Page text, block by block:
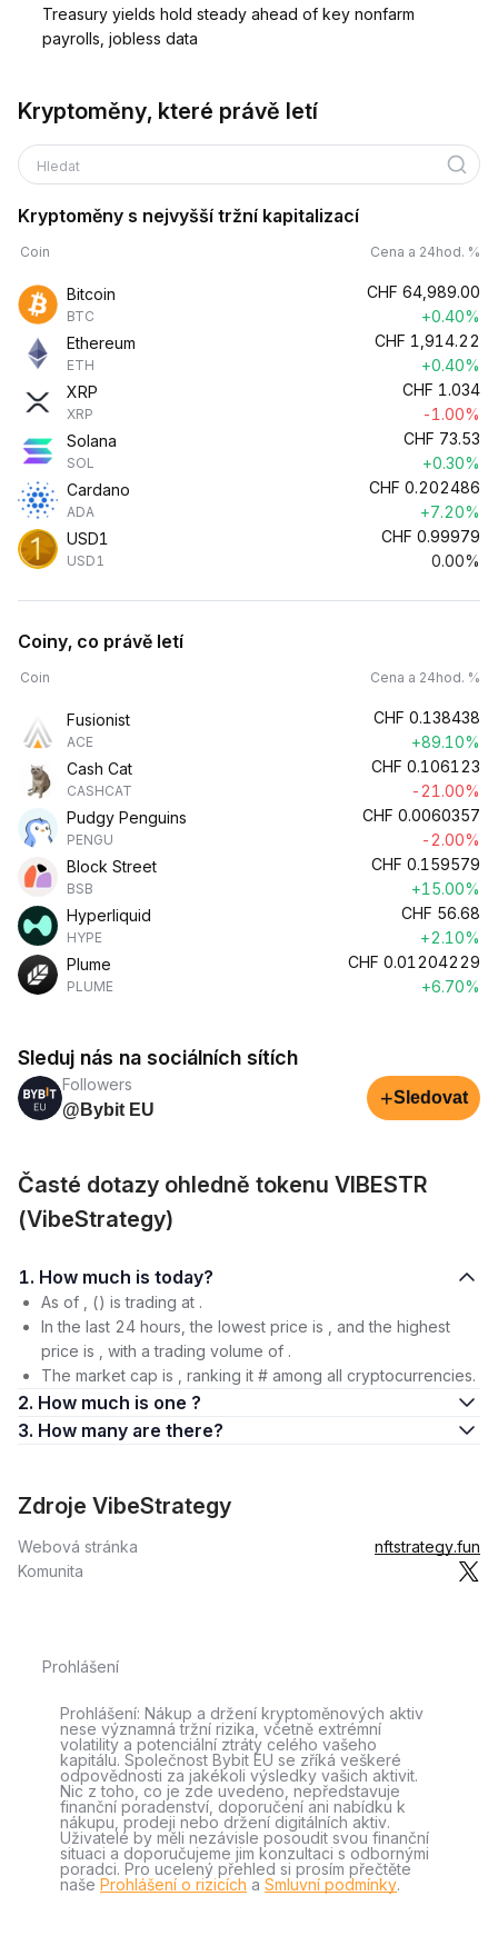
Treasury yields hold steady ahead of key nonfarm
payrolls, jobless data
Kryptoměny, které právě letí
Hledat
Kryptoměny s nejvyšší tržní kapitalizací
Coin Cena a 24hod. %
Bitcoin
BTC
CHF 64,989.00
+0.40%
Ethereum
ETH
CHF 1,914.22
+0.40%
XRP
XRP
CHF 1.034
-1.00%
Solana
SOL
CHF 73.53
+0.30%
Cardano
ADA
CHF 0.202486
+7.20%
USD1
USD1
CHF 0.99979
0.00%
Coiny, co právě letí
Coin Cena a 24hod. %
Fusionist
ACE
CHF 0.138438
+89.10%
Cash Cat
CASHCAT
CHF 0.106123
-21.00%
Pudgy Penguins
PENGU
CHF 0.0060357
-2.00%
Block Street
BSB
CHF 0.159579
+15.00%
Hyperliquid
HYPE
CHF 56.68
+2.10%
Plume
PLUME
CHF 0.01204229
+6.70%
Sleduj nás na sociálních sítích
Followers
@Bybit EU
+Sledovat
Časté dotazy ohledně tokenu VIBESTR
(VibeStrategy)
1. How much is today?
As of , () is trading at .
In the last 24 hours, the lowest price is , and the highest
price is , with a trading volume of .
The market cap is , ranking it # among all cryptocurrencies.
2. How much is one ?
3. How many are there?
Zdroje VibeStrategy
Webová stránka
nftstrategy.fun
Komunita
Prohlášení
Prohlášení: Nákup a držení kryptoměnových aktiv
nese významná tržní rizika, včetně extrémní
volatility a potenciální ztráty celého vašeho
kapitálu. Společnost Bybit EU se zříká veškeré
odpovědnosti za jakékoli výsledky vašich aktivit.
Nic z toho, co je zde uvedeno, nepředstavuje
finanční poradenství, doporučení ani nabídku k
nákupu, prodeji nebo držení digitálních aktiv.
Uživatelé by měli nezávisle posoudit svou finanční
situaci a doporučujeme jim konzultaci s odbornými
poradci. Pro ucelený přehled si prosím přečtěte
naše Prohlášení o rizicích a Smluvní podmínky.